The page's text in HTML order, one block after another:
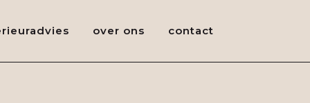
over ons contact